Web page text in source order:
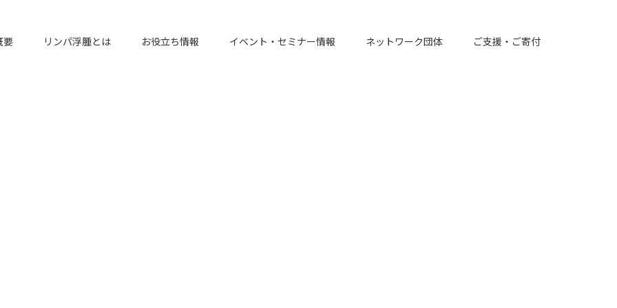
要 リンパ浮腫とは お役立ち情報 イベント・セミナー情報 ネットワーク団体 ご支援・ご寄付